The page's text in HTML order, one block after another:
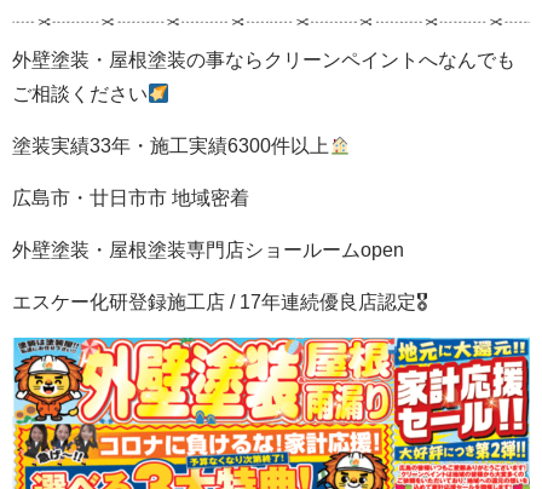
外壁塗装・屋根塗装の事ならクリーンペイントへなんでも
ご相談ください
塗装実績33年・施工実績6300件以上
広島市・廿日市市 地域密着
外壁塗装・屋根塗装専門店ショールームopen
エスケー化研登録施工店 / 17年連続優良店認定🎖